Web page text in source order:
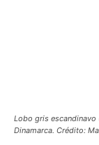
Lobo gris escandinavo
Dinamarca. Crédito: